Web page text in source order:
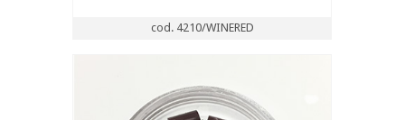
cod. 4210/WINERED